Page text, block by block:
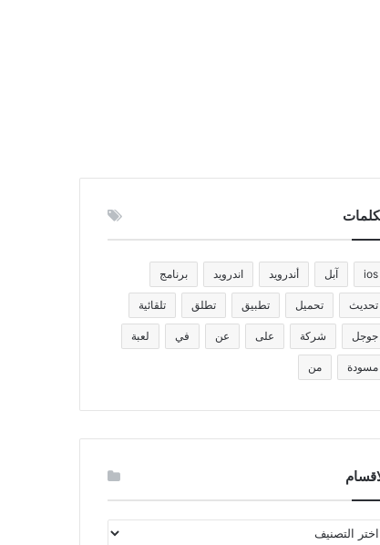
ios آبل أندرويد اندرويد برنامج
تحديث تحميل تطبيق تطلق تلقائية
جوجل شركة على عن في لعبة
مسودة من